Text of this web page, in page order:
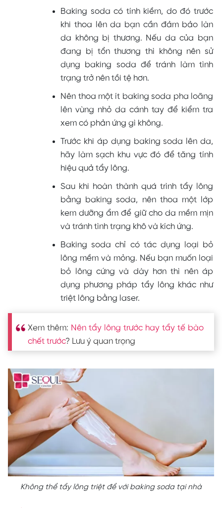
Baking soda có tính kiềm, do đó trước
khi thoa lên da bạn cần đảm bảo làn
da không bị thương. Nếu da của bạn
đang bị tổn thương thì không nên sử
dụng baking soda để tránh làm tình
trạng trở nên tồi tệ hơn.
Nên thoa một ít baking soda pha loãng
lên vùng nhỏ da cánh tay để kiểm tra
xem có phản ứng gì không.
Trước khi áp dụng baking soda lên da,
hãy làm sạch khu vực đó để tăng tính
hiệu quả tẩy lông.
Sau khi hoàn thành quá trình tẩy lông
bằng baking soda, nên thoa một lớp
kem dưỡng ẩm để giữ cho da mềm mịn
và tránh tình trạng khô và kích ứng.
Baking soda chỉ có tác dụng loại bỏ
lông mềm và mỏng. Nếu bạn muốn loại
bỏ lông cứng và dày hơn thì nên áp
dụng phương pháp tẩy lông khác như
triệt lông bằng laser.
Xem thêm: Nên tẩy lông trước hay tẩy tế bào
chết trước? Lưu ý quan trọng
Không thể tẩy lông triệt để với baking soda tại nhà